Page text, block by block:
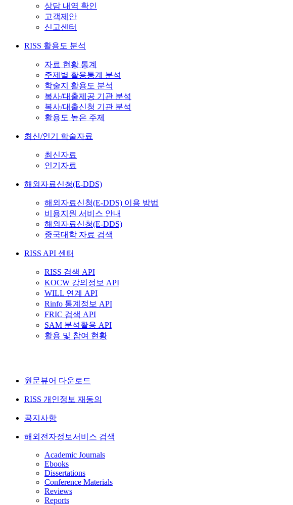
상담 내역 확인
고객제안
신고센터
RISS 활용도 분석
자료 현황 통계
주제별 활용통계 분석
학술지 활용도 분석
복사/대출제공 기관 분석
복사/대출신청 기관 분석
활용도 높은 주제
최신/인기 학술자료
최신자료
인기자료
해외자료신청(E-DDS)
해외자료신청(E-DDS) 이용 방법
비용지원 서비스 안내
해외자료신청(E-DDS)
중국대학 자료 검색
RISS API 센터
RISS 검색 API
KOCW 강의정보 API
WILL 연계 API
Rinfo 통계정보 API
FRIC 검색 API
SAM 분석활용 API
활용 및 참여 현황
원문뷰어 다운로드
RISS 개인정보 재동의
공지사항
해외전자정보서비스 검색
Academic Journals
Ebooks
Dissertations
Conference Materials
Reviews
Reports